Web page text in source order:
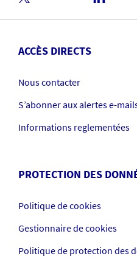
ACCÈS DIRECTS
Nous contacter
S’abonner aux alertes e-
Informations reglementées
PROTECTION DES
Politique de cookies
Gestionnaire de cookies
Politique de protection des